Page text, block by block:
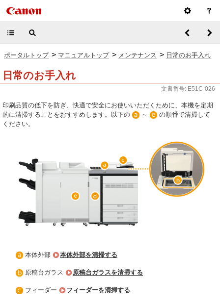
ポータルトップ > マニュアルトップ > メンテナンス > 日常のお手入れ
日常のお手入れ
文書番号: E51C-026
印刷品質の低下を防ぎ、快適で安全にお使いいただくために、本機を定期
的に清掃することをおすすめします。以下の
～
の順番で清掃して
ください。
本体外部 本体外部を清掃する
原稿台ガラス 原稿台ガラスを清掃する
フィーダー フィーダーを清掃する